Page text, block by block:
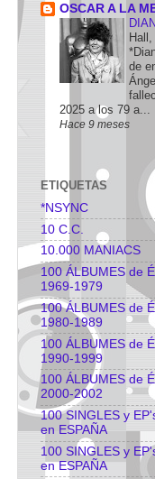
OSCAR A LA
de
2025 a los 79 a...
Hace 9 meses
ETIQUETAS
*NSYNC
10 C.C.
10.000 MANIACS
100 ÁLBUMES de
1969-1979
100 ÁLBUMES de
1980-1989
100 ÁLBUMES de
1990-1999
100 ÁLBUMES de
2000-2002
100 SINGLES y
en ESPAÑA
100 SINGLES y
en ESPAÑA